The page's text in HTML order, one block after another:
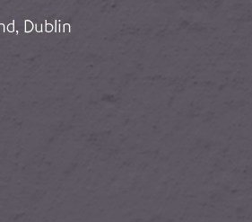
Dublin